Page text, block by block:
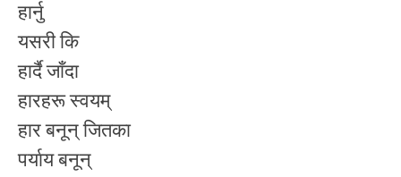
हार्नु
यसरी कि
हार्दै जाँदा
हारहरू स्वयम्
हार बनून् जितका
पर्याय बनून्